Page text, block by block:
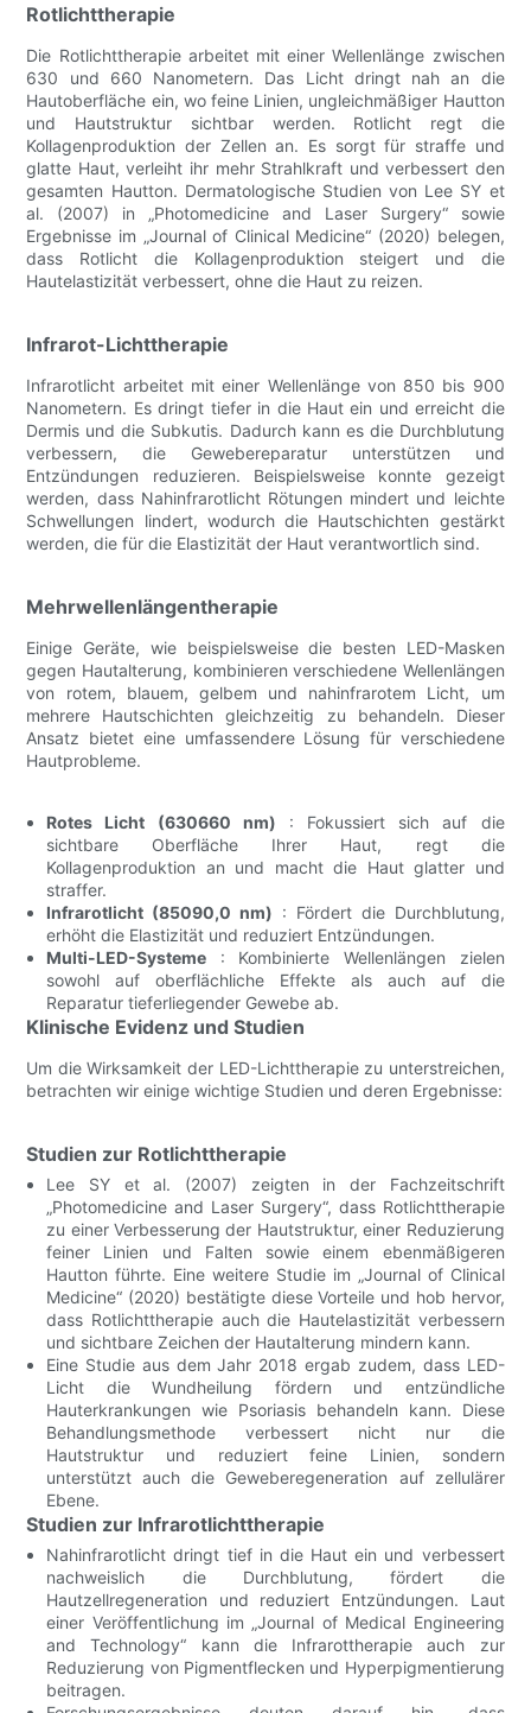
Rotlichttherapie
Die Rotlichttherapie arbeitet mit einer Wellenlänge zwischen
630 und 660 Nanometern. Das Licht dringt nah an die
Hautoberfläche ein, wo feine Linien, ungleichmäßiger Hautton
und Hautstruktur sichtbar werden. Rotlicht regt die
Kollagenproduktion der Zellen an. Es sorgt für straffe und
glatte Haut, verleiht ihr mehr Strahlkraft und verbessert den
gesamten Hautton. Dermatologische Studien von Lee SY et
al. (2007) in „Photomedicine and Laser Surgery“ sowie
Ergebnisse im „Journal of Clinical Medicine“ (2020) belegen,
dass Rotlicht die Kollagenproduktion steigert und die
Hautelastizität verbessert, ohne die Haut zu reizen.
Infrarot-Lichttherapie
Infrarotlicht arbeitet mit einer Wellenlänge von 850 bis 900
Nanometern. Es dringt tiefer in die Haut ein und erreicht die
Dermis und die Subkutis. Dadurch kann es die Durchblutung
verbessern, die Gewebereparatur unterstützen und
Entzündungen reduzieren. Beispielsweise konnte gezeigt
werden, dass Nahinfrarotlicht Rötungen mindert und leichte
Schwellungen lindert, wodurch die Hautschichten gestärkt
werden, die für die Elastizität der Haut verantwortlich sind.
Mehrwellenlängentherapie
Einige Geräte, wie beispielsweise die besten LED-Masken
gegen Hautalterung, kombinieren verschiedene Wellenlängen
von rotem, blauem, gelbem und nahinfrarotem Licht, um
mehrere Hautschichten gleichzeitig zu behandeln. Dieser
Ansatz bietet eine umfassendere Lösung für verschiedene
Hautprobleme.
Rotes Licht (630660 nm) : Fokussiert sich auf die
sichtbare Oberfläche Ihrer Haut, regt die
Kollagenproduktion an und macht die Haut glatter und
straffer.
Infrarotlicht (85090,0 nm) : Fördert die Durchblutung,
erhöht die Elastizität und reduziert Entzündungen.
Multi-LED-Systeme : Kombinierte Wellenlängen zielen
sowohl auf oberflächliche Effekte als auch auf die
Reparatur tieferliegender Gewebe ab.
Klinische Evidenz und Studien
Um die Wirksamkeit der LED-Lichttherapie zu unterstreichen,
betrachten wir einige wichtige Studien und deren Ergebnisse:
Studien zur Rotlichttherapie
Lee SY et al. (2007) zeigten in der Fachzeitschrift
„Photomedicine and Laser Surgery“, dass Rotlichttherapie
zu einer Verbesserung der Hautstruktur, einer Reduzierung
feiner Linien und Falten sowie einem ebenmäßigeren
Hautton führte. Eine weitere Studie im „Journal of Clinical
Medicine“ (2020) bestätigte diese Vorteile und hob hervor,
dass Rotlichttherapie auch die Hautelastizität verbessern
und sichtbare Zeichen der Hautalterung mindern kann.
Eine Studie aus dem Jahr 2018 ergab zudem, dass LED-
Licht die Wundheilung fördern und entzündliche
Hauterkrankungen wie Psoriasis behandeln kann. Diese
Behandlungsmethode verbessert nicht nur die
Hautstruktur und reduziert feine Linien, sondern
unterstützt auch die Geweberegeneration auf zellulärer
Ebene.
Studien zur Infrarotlichttherapie
Nahinfrarotlicht dringt tief in die Haut ein und verbessert
nachweislich die Durchblutung, fördert die
Hautzellregeneration und reduziert Entzündungen. Laut
einer Veröffentlichung im „Journal of Medical Engineering
and Technology“ kann die Infrarottherapie auch zur
Reduzierung von Pigmentflecken und Hyperpigmentierung
beitragen.